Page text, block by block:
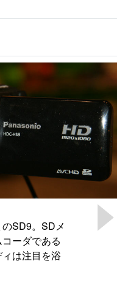
SD9。SDメ
ーダである
は注目を浴